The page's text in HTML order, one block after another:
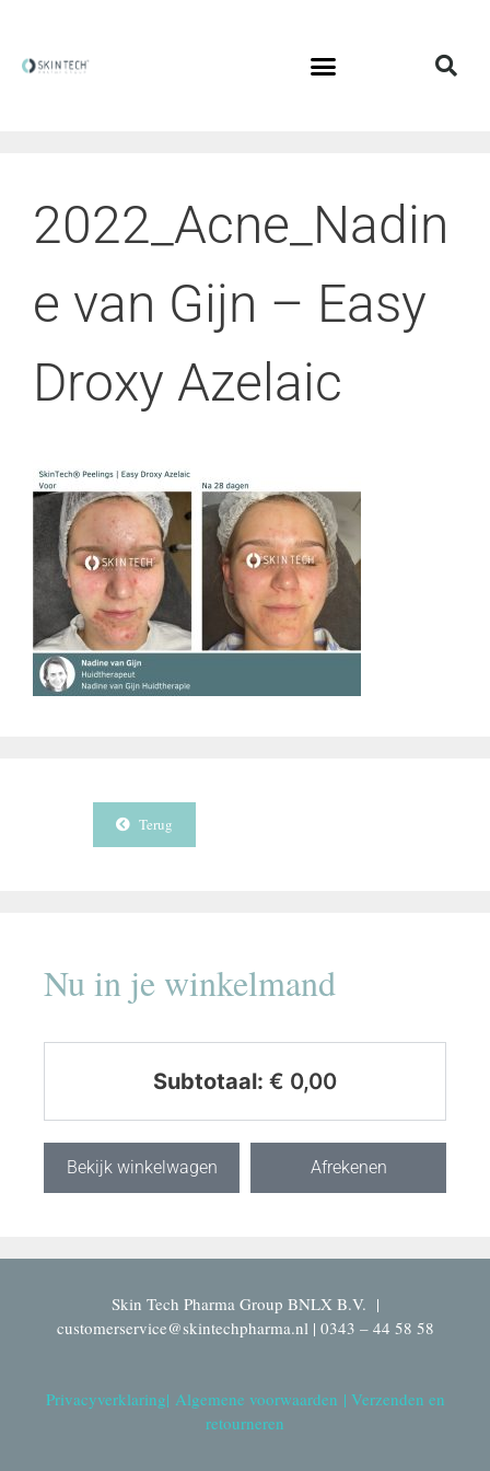
2022_Acne_Nadin
e van Gijn – Easy
Droxy Azelaic
Terug
Nu in je winkelmand
Subtotaal: € 0,00
Bekijk winkelwagen Afrekenen
Skin Tech Pharma Group BNLX B.V. |
customerservice@skintechpharma.nl | 0343 – 44 58 58
Privacyverklaring| Algemene voorwaarden | Verzenden en
retourneren